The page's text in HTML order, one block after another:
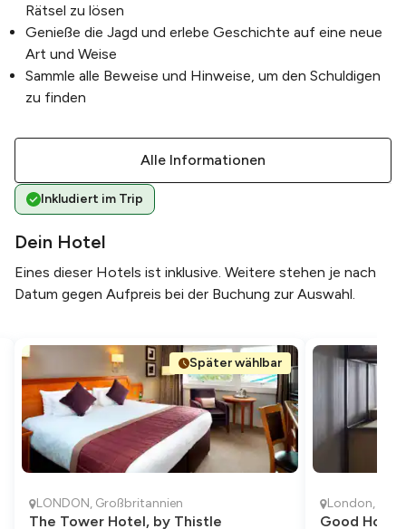
Rätsel zu lösen
Genieße die Jagd und erlebe Geschichte auf eine neue
Art und Weise
Sammle alle Beweise und Hinweise, um den Schuldigen
zu finden
Alle Informationen
Inkludiert im Trip
Dein Hotel
Eines dieser Hotels ist inklusive. Weitere stehen je nach
Datum gegen Aufpreis bei der Buchung zur Auswahl.
Später wählbar
LONDON, Großbritannien
The Tower Hotel, by Thistle
London,
Good Hotel